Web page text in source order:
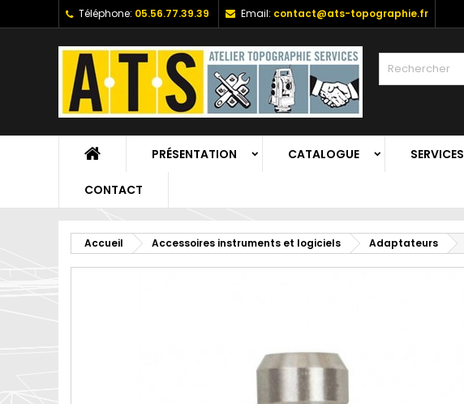
Téléphone: 05.56.77.39.39 Email: contact@ats-topographie.fr
PRÉSENTATION CATALOGUE SERVICES
CONTACT
Accueil Accessoires instruments et logiciels Adaptateurs